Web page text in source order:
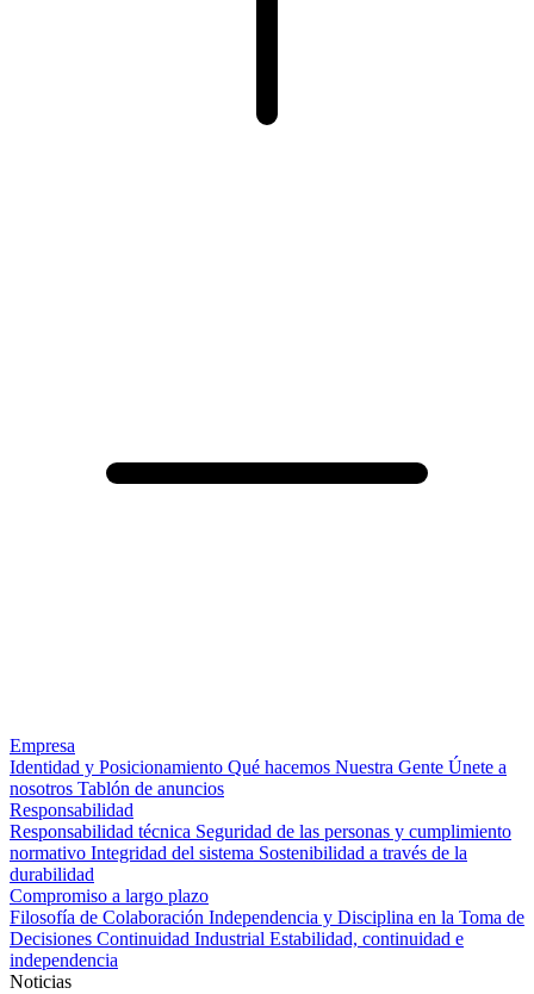
Empresa
Identidad y Posicionamiento Qué hacemos Nuestra Gente Únete a
nosotros Tablón de anuncios
Responsabilidad
Responsabilidad técnica Seguridad de las personas y cumplimiento
normativo Integridad del sistema Sostenibilidad a través de la
durabilidad
Compromiso a largo plazo
Filosofía de Colaboración Independencia y Disciplina en la Toma de
Decisiones Continuidad Industrial Estabilidad, continuidad e
independencia
Noticias